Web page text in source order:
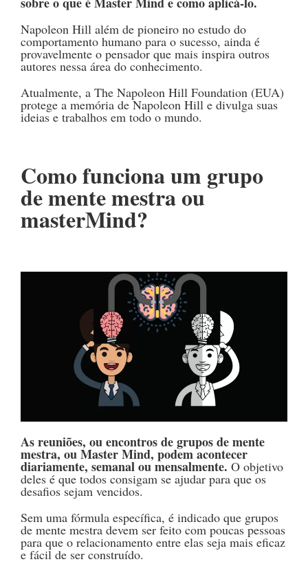
Napoleon Hill além de pioneiro no estudo do
comportamento humano para o sucesso, ainda é
provavelmente o pensador que mais inspira outros
autores nessa área do conhecimento.
Atualmente, a The Napoleon Hill Foundation (EUA)
protege a memória de Napoleon Hill e divulga suas
ideias e trabalhos em todo o mundo.
Como funciona um grupo
de mente mestra ou
masterMind?
As reuniões, ou encontros de grupos de mente
mestra, ou Master Mind, podem acontecer
diariamente, semanal ou mensalmente. O objetivo
deles é que todos consigam se ajudar para que os
desafios sejam vencidos.
Sem uma fórmula específica, é indicado que grupos
de mente mestra devem ser feito com poucas pessoas
para que o relacionamento entre elas seja mais eficaz
e fácil de ser construído.